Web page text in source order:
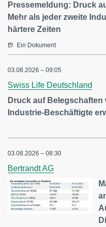
Pressemeldung: Druck
Mehr als jeder zweite
härtere Zeiten
Ein Dokument
03.08.2026 – 09:05
Swiss Life Deutschland
Druck auf Belegschaften
Industrie-Beschäftigte
03.08.2026 – 08:30
Bertrandt AG